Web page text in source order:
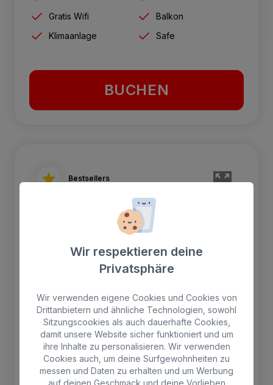
Gratis Wifi
Balkon
Klimaanlage
Safe
BUCHEN
Bestsellers
Suite mit Meerblick
Wir respektieren deine
Privatsphäre
Wir verwenden eigene Cookies und Cookies von
Drittanbietern und ähnliche Technologien, sowohl
Sitzungscookies als auch dauerhafte Cookies,
damit unsere Website sicher funktioniert und um
ihre Inhalte zu personalisieren. Wir verwenden
Cookies auch, um deine Surfgewohnheiten zu
messen und Daten zu erhalten und um Werbung
auf deinen Geschmack und deine Vorlieben